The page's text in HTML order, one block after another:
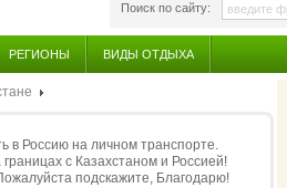
Поиск по сайту:
РЕГИОНЫ ВИДЫ ОТДЫХА
в Россию на личном транспорте.
с Казахстаном и Россией!
подскажите, Благодарю!